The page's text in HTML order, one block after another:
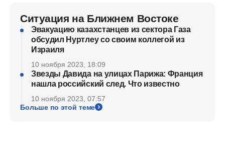
Ситуация на Ближнем Востоке
Эвакуацию казахстанцев из сектора Газа
обсудил Нуртлеу со своим коллегой из
Израиля
10 ноября 2023, 18:09
Звезды Давида на улицах Парижа: Франция
нашла российский след. Что известно
10 ноября 2023, 07:57
Больше по этой теме